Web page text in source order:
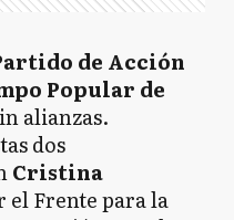
de Acción
Popular de
alianzas.
dos
Cristina
el Frente para la